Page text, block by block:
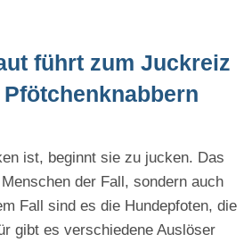
führt zum Juckreiz
ist, beginnt sie zu jucken. Das
der Fall, sondern auch
Fall sind es die Hundepfoten, die
gibt es verschiedene Auslöser